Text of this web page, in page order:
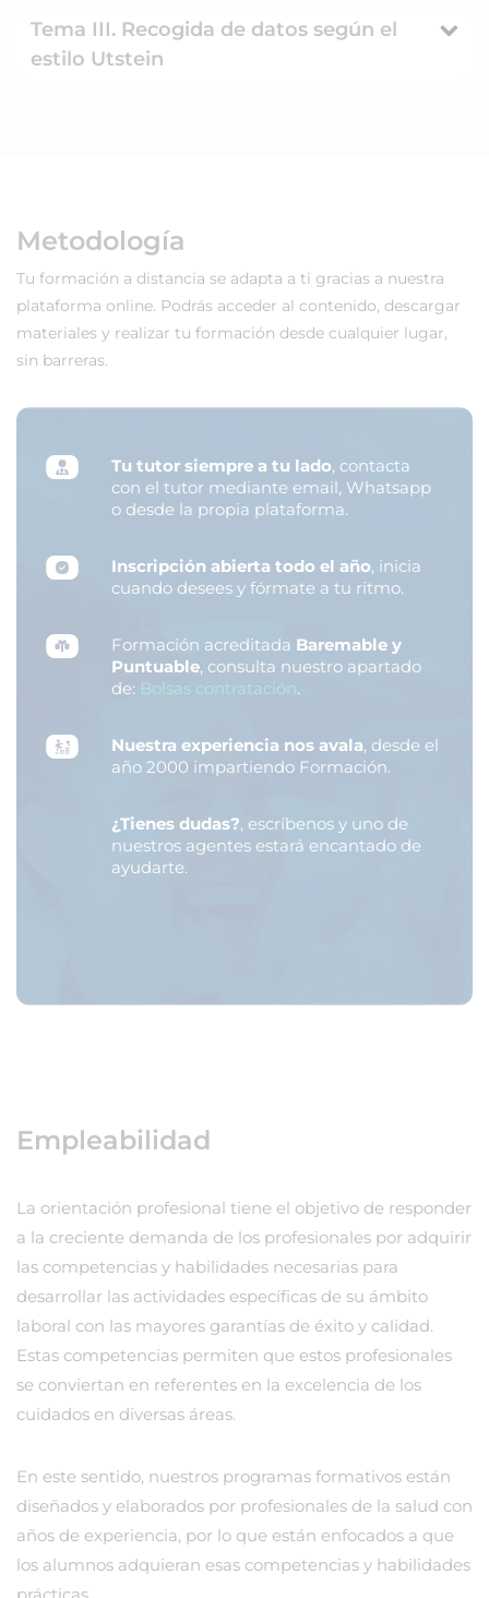
Tema III. Recogida de datos según el
estilo Utstein
Metodología
Tu formación a distancia se adapta a ti gracias a nuestra
plataforma online. Podrás acceder al contenido, descargar
materiales y realizar tu formación desde cualquier lugar,
sin barreras.
Tu tutor siempre a tu lado, contacta
con el tutor mediante email, Whatsapp
o desde la propia plataforma.
Inscripción abierta todo el año, inicia
cuando desees y fórmate a tu ritmo.
Formación acreditada Baremable y
Puntuable, consulta nuestro apartado
de: Bolsas contratación.
Nuestra experiencia nos avala, desde el
año 2000 impartiendo Formación.
¿Tienes dudas?, escríbenos y uno de
nuestros agentes estará encantado de
ayudarte.
Empleabilidad
La orientación profesional tiene el objetivo de responder
a la creciente demanda de los profesionales por adquirir
las competencias y habilidades necesarias para
desarrollar las actividades específicas de su ámbito
laboral con las mayores garantías de éxito y calidad.
Estas competencias permiten que estos profesionales
se conviertan en referentes en la excelencia de los
cuidados en diversas áreas.
En este sentido, nuestros programas formativos están
diseñados y elaborados por profesionales de la salud con
años de experiencia, por lo que están enfocados a que
los alumnos adquieran esas competencias y habilidades